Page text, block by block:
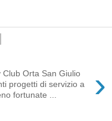
›
Orta San Giulio
progetti di servizio a
fortunate ...